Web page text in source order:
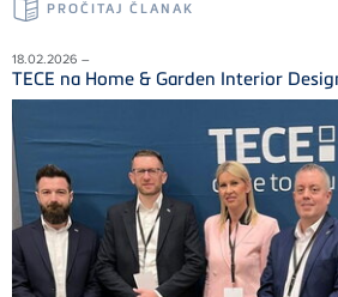
PROČITAJ ČLANAK
18.02.2026 –
TECE na Home & Garden Interior